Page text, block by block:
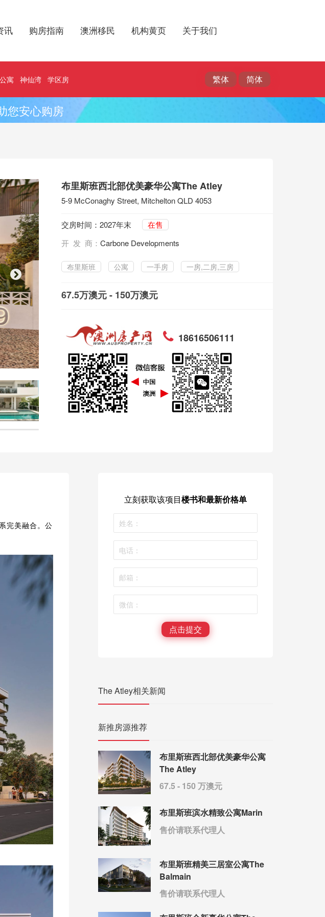
讯 购房指南 澳洲移民 机构黄页 关于我们
寓 神仙湾 学区房
您安心购房
布里斯班西北部优美豪华公寓The Atley
5-9 McConaghy Street, Mitchelton QLD 4053
交房时间：2027年末
在售
开 发 商： Carbone Developments
布里斯班 公寓 一手房 一房,二房,三房
67.5万澳元 - 150万澳元
18616506111
完美融合。公
立刻获取该项目楼书和最新价格单
点击提交
The Atley相关新闻
新推房源推荐
布里斯班西北部优美豪华公寓
The Atley
67.5 - 150 万澳元
布里斯班滨水精致公寓Marin
售价请联系代理人
布里斯班精美三居室公寓The
Balmain
售价请联系代理人